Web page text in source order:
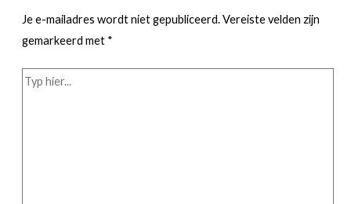
Je e-mailadres wordt niet gepubliceerd.Vereiste velden zijn
gemarkeerd met *
Typ